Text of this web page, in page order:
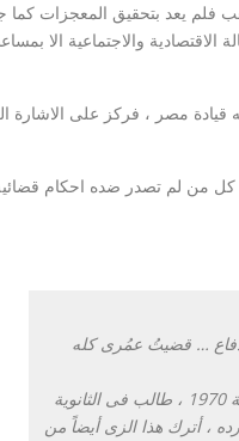
فلم يعد بتحقيق المعجزات كما
والاجتماعية الا
قيادة مصر ، فركز على الاشارة
كل من لم تصدر ضده احكام
… قضيتُ عمُرى كله
” اللحظة دي لحظة مهمة جداً بالنسبة لى ، أول مرة لبست فيها الزى العسكرى كانت سنة 1970 ، طالب فى الثانوية
… النهارده ، أترك هذا الزى أيضاً من